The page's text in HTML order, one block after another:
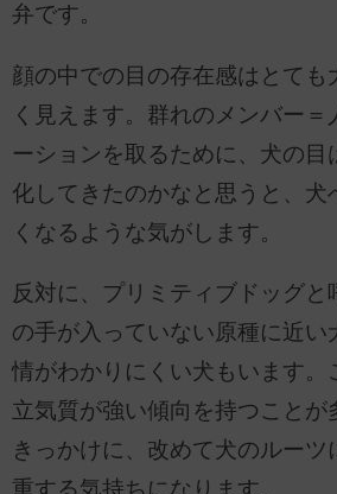
弁です。
顔の中での目の存在感はとても
く見えます。群れのメンバー＝
ーションを取るために、犬の目
化してきたのかなと思うと、犬
くなるような気がします。
反対に、プリミティブドッグと
の手が入っていない原種に近い
情がわかりにくい犬もいます。
立気質が強い傾向を持つことが
きっかけに、改めて犬のルーツ